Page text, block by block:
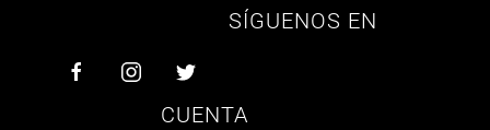
SÍGUENOS EN
CUENTA